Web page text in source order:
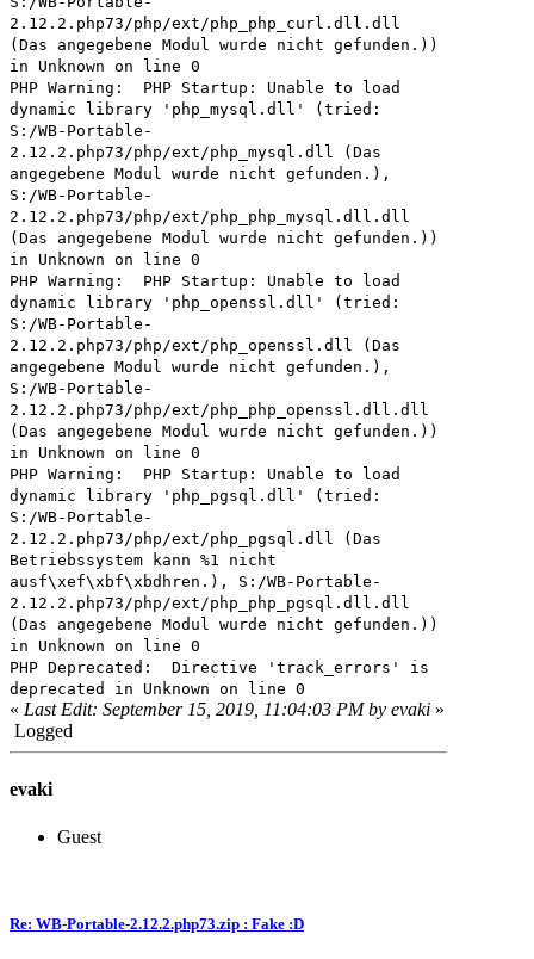
2.12.2.php73/php/ext/php_php_curl.dll.dll
(Das angegebene Modul wurde nicht gefunden.))
in Unknown on line 0
PHP Warning: PHP Startup: Unable to load
dynamic library 'php_mysql.dll' (tried:
S:/WB-Portable-
2.12.2.php73/php/ext/php_mysql.dll (Das
angegebene Modul wurde nicht gefunden.),
S:/WB-Portable-
2.12.2.php73/php/ext/php_php_mysql.dll.dll
(Das angegebene Modul wurde nicht gefunden.))
in Unknown on line 0
PHP Warning: PHP Startup: Unable to load
dynamic library 'php_openssl.dll' (tried:
S:/WB-Portable-
2.12.2.php73/php/ext/php_openssl.dll (Das
angegebene Modul wurde nicht gefunden.),
S:/WB-Portable-
2.12.2.php73/php/ext/php_php_openssl.dll.dll
(Das angegebene Modul wurde nicht gefunden.))
in Unknown on line 0
PHP Warning: PHP Startup: Unable to load
dynamic library 'php_pgsql.dll' (tried:
S:/WB-Portable-
2.12.2.php73/php/ext/php_pgsql.dll (Das
Betriebssystem kann %1 nicht
ausf\xef\xbf\xbdhren.), S:/WB-Portable-
2.12.2.php73/php/ext/php_php_pgsql.dll.dll
(Das angegebene Modul wurde nicht gefunden.))
in Unknown on line 0
PHP Deprecated: Directive 'track_errors' is
deprecated in Unknown on line 0
« Last Edit: September 15, 2019, 11:04:03 PM by evaki »
Logged
evaki
Guest
Re: WB-Portable-2.12.2.php73.zip : Fake :D